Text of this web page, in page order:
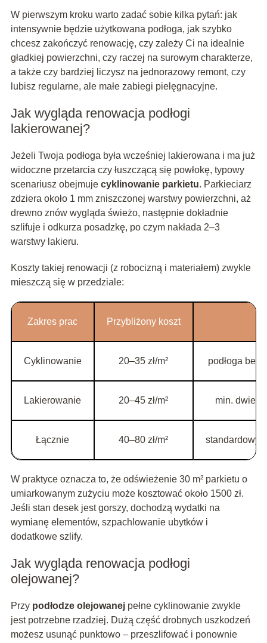
W pierwszym kroku warto zadać sobie kilka pytań: jak
intensywnie będzie użytkowana podłoga, jak szybko
chcesz zakończyć renowację, czy zależy Ci na idealnie
gładkiej powierzchni, czy raczej na surowym charakterze,
a także czy bardziej liczysz na jednorazowy remont, czy
lubisz regularne, ale małe zabiegi pielęgnacyjne.
Jak wygląda renowacja podłogi
lakierowanej?
Jeżeli Twoja podłoga była wcześniej lakierowana i ma już
widoczne przetarcia czy łuszczącą się powłokę, typowy
scenariusz obejmuje cyklinowanie parkietu. Parkieciarz
zdziera około 1 mm zniszczonej warstwy powierzchni, aż
drewno znów wygląda świeżo, następnie dokładnie
szlifuje i odkurza posadzkę, po czym nakłada 2–3
warstwy lakieru.
Koszty takiej renowacji (z robocizną i materiałem) zwykle
mieszczą się w przedziale:
Zakres prac Przybliżony koszt
Cyklinowanie 20–35 zł/m² podłoga bez
Lakierowanie 20–45 zł/m² min. dwie
Łącznie 40–80 zł/m² standardowy
W praktyce oznacza to, że odświeżenie 30 m² parkietu o
umiarkowanym zużyciu może kosztować około 1500 zł.
Jeśli stan desek jest gorszy, dochodzą wydatki na
wymianę elementów, szpachlowanie ubytków i
dodatkowe szlify.
Jak wygląda renowacja podłogi
olejowanej?
Przy podłodze olejowanejpełne cyklinowanie zwykle
jest potrzebne rzadziej. Dużą część drobnych uszkodzeń
możesz usunąć punktowo – przeszlifować i ponownie